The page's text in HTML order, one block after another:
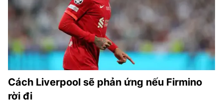
Cách Liverpool sẽ phản ứng nếu Firmino
rời đi